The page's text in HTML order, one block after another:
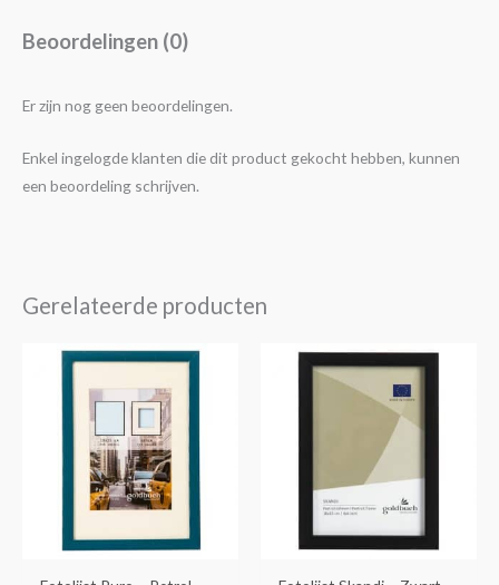
Beoordelingen (0)
Er zijn nog geen beoordelingen.
Enkel ingelogde klanten die dit product gekocht hebben, kunnen
een beoordeling schrijven.
Gerelateerde producten
Prijsklasse:
€4,25
tot
€14,30
Dit
Deze
kan
Prijsklasse:
€5,95
€14,95
Dit
kan
gekozen